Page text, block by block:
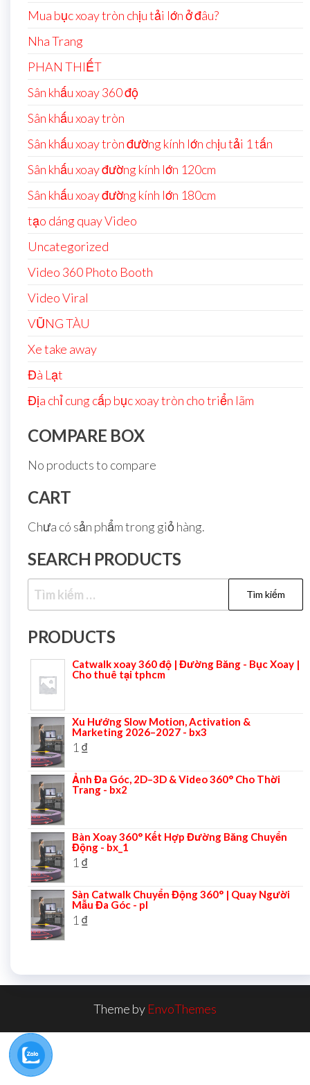
Mua bục xoay tròn chịu tải lớn ở đâu?
Nha Trang
PHAN THIẾT
Sân khấu xoay 360 độ
Sân khấu xoay tròn
Sân khấu xoay tròn đường kính lớn chịu tải 1 tấn
Sân khấu xoay đường kính lớn 120cm
Sân khấu xoay đường kính lớn 180cm
tạo dáng quay Video
Uncategorized
Video 360 Photo Booth
Video Viral
VŨNG TÀU
Xe take away
Đà Lạt
Địa chỉ cung cấp bục xoay tròn cho triển lãm
COMPARE BOX
No products to compare
CART
Chưa có sản phẩm trong giỏ hàng.
SEARCH PRODUCTS
PRODUCTS
Catwalk xoay 360 độ | Đường Băng - Bục Xoay |
Cho thuê tại tphcm
Xu Hướng Slow Motion, Activation &
Marketing 2026–2027 - bx3
1 ₫
Ảnh Đa Góc, 2D–3D & Video 360° Cho Thời
Trang - bx2
Bàn Xoay 360° Kết Hợp Đường Băng Chuyển
Động - bx_1
1 ₫
Sàn Catwalk Chuyển Động 360° | Quay Người
Mẫu Đa Góc - pl
1 ₫
Theme by EnvoThemes